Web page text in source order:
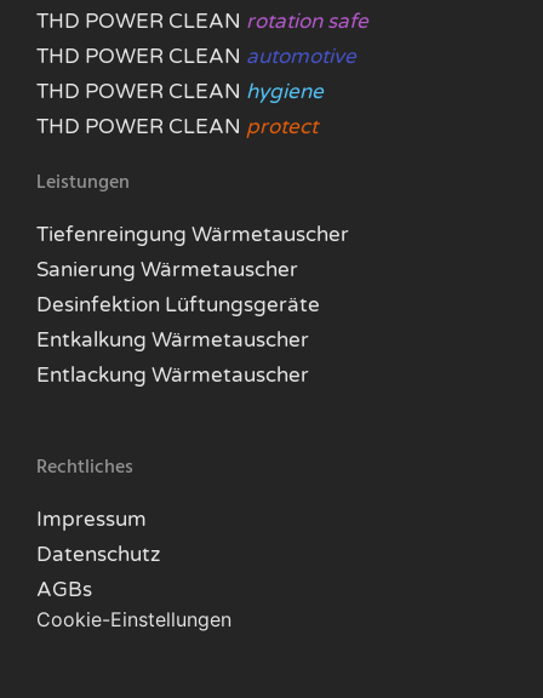
THD POWER CLEAN rotation safe
THD POWER CLEAN automotive
THD POWER CLEAN hygiene
THD POWER CLEAN protect
Leistungen
Tiefenreingung Wärmetauscher
Sanierung Wärmetauscher
Desinfektion Lüftungsgeräte
Entkalkung Wärmetauscher
Entlackung Wärmetauscher
Rechtliches
Impressum
Datenschutz
AGBs
Cookie-Einstellungen